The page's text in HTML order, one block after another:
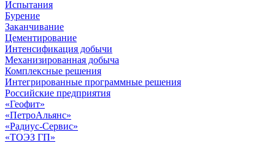
Испытания
Бурение
Заканчивание
Цементирование
Интенсификация добычи
Механизированная добыча
Комплексные решения
Интегрированные программные решения
Российские предприятия
«Геофит»
«ПетроАльянс»
«Радиус-Сервис»
«ТОЭЗ ГП»